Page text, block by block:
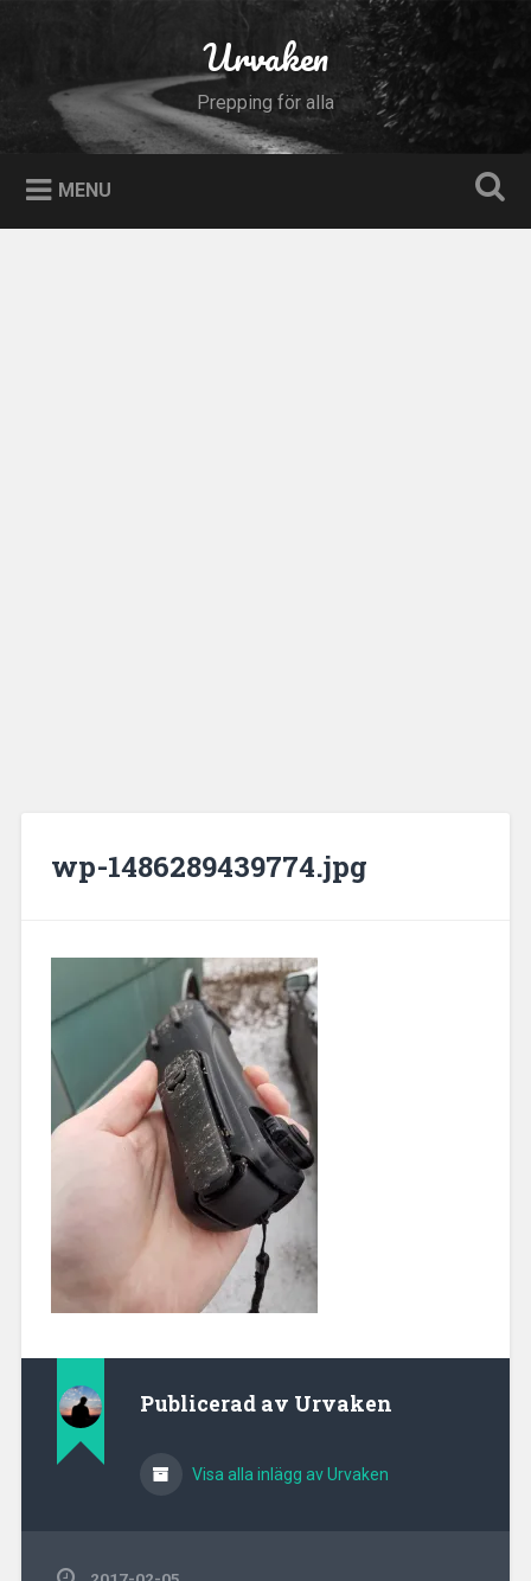
Urvaken
Prepping för alla
MENU
wp-1486289439774.jpg
Publicerad av Urvaken
Visa alla inlägg av Urvaken